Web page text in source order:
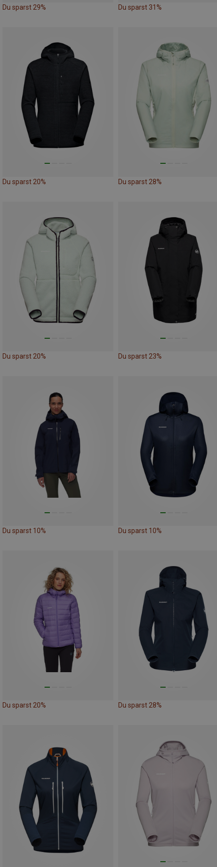
Du sparst 29% Du sparst 31%
Du sparst 20% Du sparst 28%
Du sparst 20% Du sparst 23%
Du sparst 10% Du sparst 10%
Du sparst 20% Du sparst 28%